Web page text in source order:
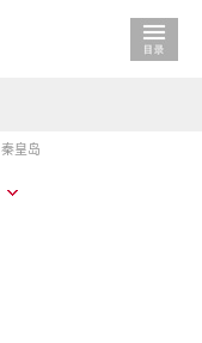
秦皇岛